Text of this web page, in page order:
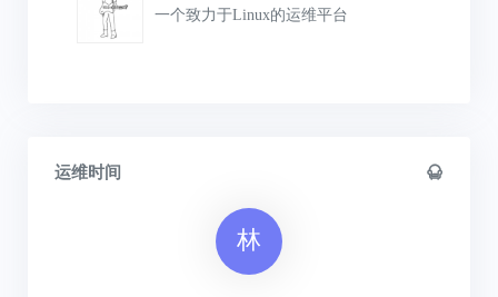
一个致力于Linux的运维平台
运维时间
林